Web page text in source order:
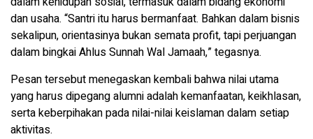
dan usaha. “Santri itu harus bermanfaat. Bahkan dalam bisnis
sekalipun, orientasinya bukan semata profit, tapi perjuangan
dalam bingkai Ahlus Sunnah Wal Jamaah,” tegasnya.
Pesan tersebut menegaskan kembali bahwa nilai utama
yang harus dipegang alumni adalah kemanfaatan, keikhlasan,
serta keberpihakan pada nilai-nilai keislaman dalam setiap
aktivitas.